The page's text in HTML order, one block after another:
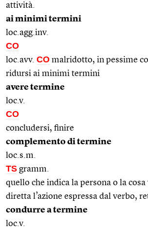
attività.
ai minimi termini
loc.agg.inv.
CO
loc.avv. CO malridotto, in pessime
ridursi ai minimi termini
avere termine
loc.v.
CO
concludersi, finire
complemento di termine
loc.s.m.
TS gramm.
quello che indica la persona o la cosa
diretta l’azione espressa dal verbo,
condurre a termine
loc.v.